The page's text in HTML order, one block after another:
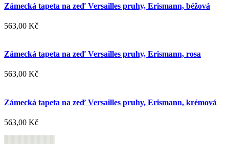
Zámecká tapeta na zeď Versailles pruhy, Erismann, béžová
563,00 Kč
Zámecká tapeta na zeď Versailles pruhy, Erismann, rosa
563,00 Kč
Zámecká tapeta na zeď Versailles pruhy, Erismann, krémová
563,00 Kč